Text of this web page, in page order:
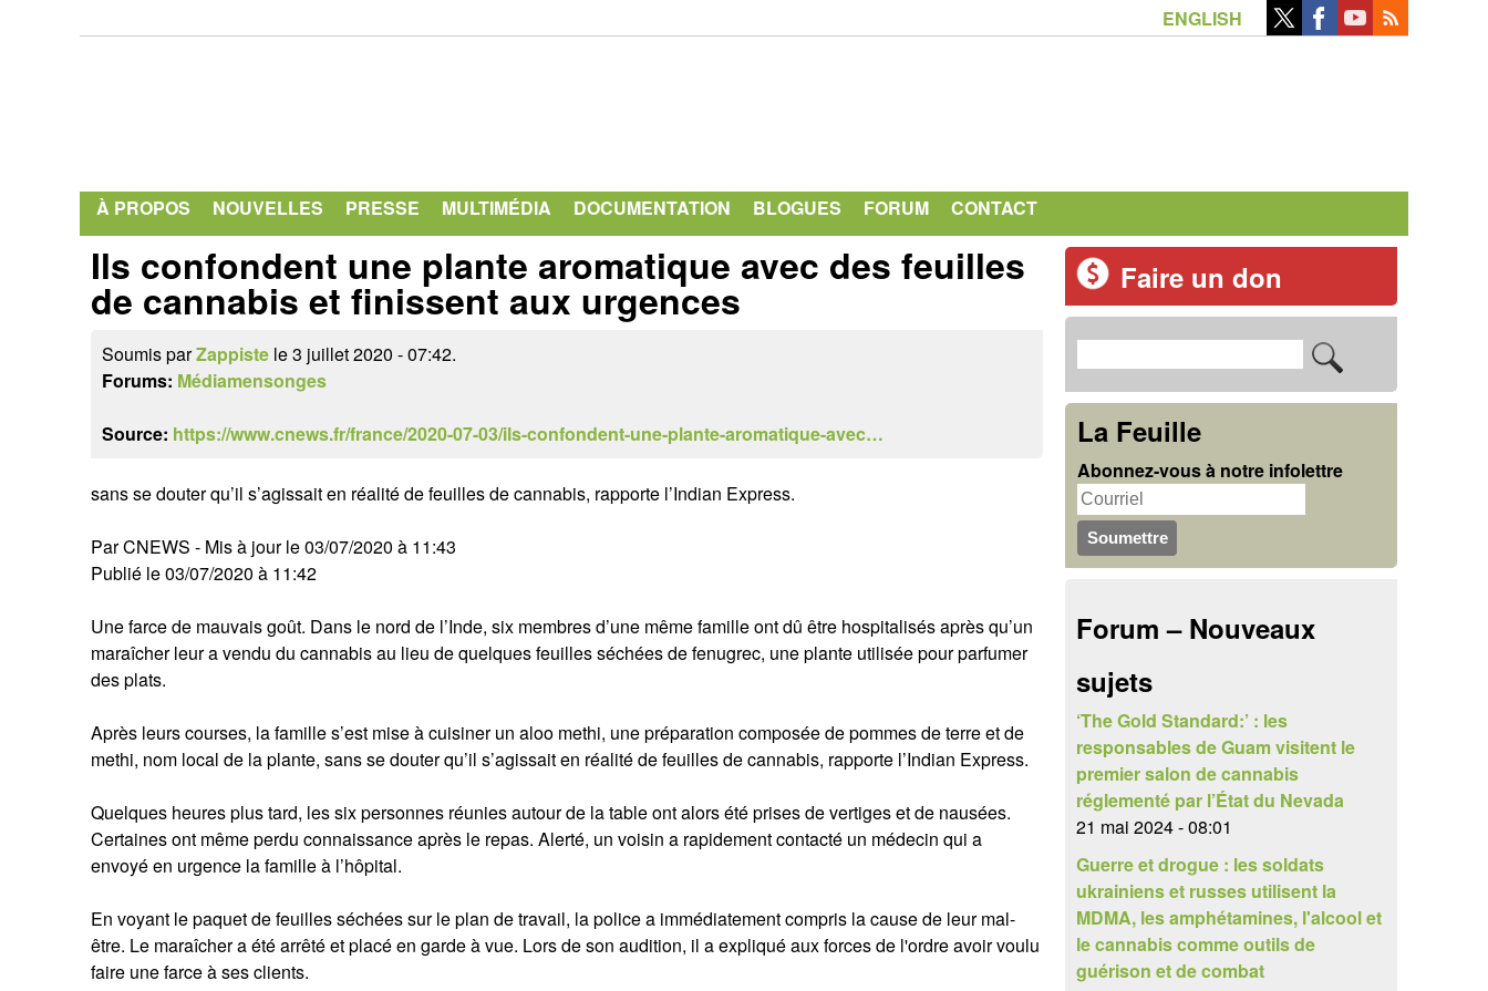
ENGLISH
À PROPOS NOUVELLES PRESSE MULTIMÉDIA DOCUMENTATION BLOGUES FORUM CONTACT
Ils confondent une plante aromatique avec des feuilles
de cannabis et finissent aux urgences
Soumis parZappiste le 3 juillet 2020 - 07:42.
Forums: Médiamensonges
Source: https://www.cnews.fr/france/2020-07-03/ils-confondent-une-plante-aromatique-avec…
sans se douter qu’il s’agissait en réalité de feuilles de cannabis, rapporte l’Indian Express.
Par CNEWS - Mis à jour le 03/07/2020 à 11:43
Publié le 03/07/2020 à 11:42
Une farce de mauvais goût. Dans le nord de l’Inde, six membres d’une même famille ont dû être hospitalisés après qu’un
maraîcher leur a vendu du cannabis au lieu de quelques feuilles séchées de fenugrec, une plante utilisée pour parfumer
des plats.
Après leurs courses, la famille s’est mise à cuisiner un aloo methi, une préparation composée de pommes de terre et de
methi, nom local de la plante, sans se douter qu’il s’agissait en réalité de feuilles de cannabis, rapporte l’Indian Express.
Quelques heures plus tard, les six personnes réunies autour de la table ont alors été prises de vertiges et de nausées.
Certaines ont même perdu connaissance après le repas. Alerté, un voisin a rapidement contacté un médecin qui a
envoyé en urgence la famille à l’hôpital.
En voyant le paquet de feuilles séchées sur le plan de travail, la police a immédiatement compris la cause de leur mal-
être. Le maraîcher a été arrêté et placé en garde à vue. Lors de son audition, il a expliqué aux forces de l'ordre avoir voulu
faire une farce à ses clients.
Faire un don
F
o
r
m
u
l
i
r
e
d
e
r
e
c
h
e
c
h
e
r
c
e
La Feuille
Abonnez-vous à notre infolettre
Forum – Nouveaux
sujets
‘The Gold Standard:’ : les
responsables de Guam visitent le
premier salon de cannabis
réglementé par l’État du Nevada
21 mai 2024 - 08:01
Guerre et drogue : les soldats
ukrainiens et russes utilisent la
MDMA, les amphétamines, l'alcool et
le cannabis comme outils de
guérison et de combat